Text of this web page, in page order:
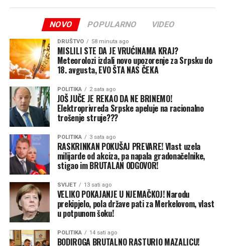
uvoz. Od ovih pravila izuzeto je samo nekoliko vrsta voća
– ananas, kokos, durian, banane i datule (hurme), koje se
mogu unijeti bez fitosanitarnog certifikata.
Ako granične ili carinske službe pronađu voće koje ne
ispunjava propisane uslove, ono može biti oduzeto i
uništeno. Za neprijavljivanje robe koja podliježe
ograničenjima fizičkim osobama prijete novčane kazne
od 390 do čak 13.260 eura, zavisno od težine prekršaja.
Zbog toga se putnicima savjetuje da prije polaska
provjere važeće propise ili da svježe smokve i grožđe
kupe tek nakon ulaska u Hrvatsku, prenosi Avaz.
NOVO POPULARNO VIDEO
DRUŠTVO 58 minuta ago
MISLILI STE DA JE VRUĆINAMA KRAJ?
Meteorolozi izdali novo upozorenje za Srpsku do
18. avgusta, EVO ŠTA NAS ČEKA
POLITIKA 2 sata ago
JOŠ JUČE JE REKAO DA NE BRINEMO!
Elektroprivreda Srpske apeluje na racionalno
trošenje struje???
POLITIKA 3 sata ago
RASKRINKAN POKUŠAJ PREVARE! Vlast uzela
milijarde od akciza, pa napala gradonačelnike,
stigao im BRUTALAN ODGOVOR!
SVIJET 13 sati ago
VELIKO POKAJANJE U NJEMAČKOJ! Narodu
prekipjelo, pola države pati za Merkelovom, vlast
u potpunom šoku!
POLITIKA 14 sati ago
BODIROGA BRUTALNO RASTURIO MAZALICU!